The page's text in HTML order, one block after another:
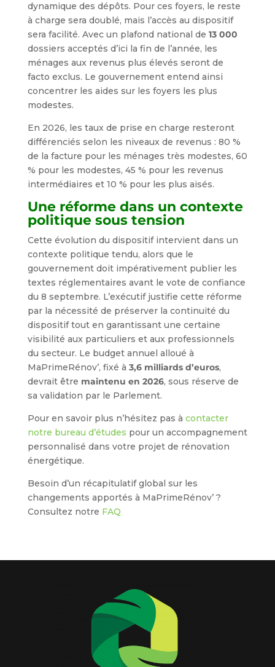
dynamique des dépôts. Pour ces foyers, le reste
à charge sera doublé, mais l’accès au dispositif
sera facilité. Avec un plafond national de 13 000
dossiers acceptés d’ici la fin de l’année, les
ménages aux revenus plus élevés seront de
facto exclus. Le gouvernement entend ainsi
concentrer les aides sur les foyers les plus
modestes.
En 2026, les taux de prise en charge resteront
différenciés selon les niveaux de revenus : 80 %
de la facture pour les ménages très modestes, 60
% pour les modestes, 45 % pour les revenus
intermédiaires et 10 % pour les plus aisés.
Une réforme dans un contexte
politique sous tension
Cette évolution du dispositif intervient dans un
contexte politique tendu, alors que le
gouvernement doit impérativement publier les
textes réglementaires avant le vote de confiance
du 8 septembre. L’exécutif justifie cette réforme
par la nécessité de préserver la continuité du
dispositif tout en garantissant une certaine
visibilité aux particuliers et aux professionnels
du secteur. Le budget annuel alloué à
MaPrimeRénov’, fixé à 3,6 milliards d’euros,
devrait être maintenu en 2026, sous réserve de
sa validation par le Parlement.
Pour en savoir plus n’hésitez pas à contacter
notre bureau d’études pour un accompagnement
personnalisé dans votre projet de rénovation
énergétique.
Besoin d’un récapitulatif global sur les
changements apportés à MaPrimeRénov’ ?
Consultez notre FAQ